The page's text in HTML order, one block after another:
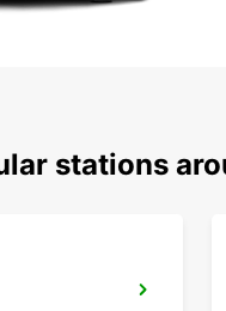
stations